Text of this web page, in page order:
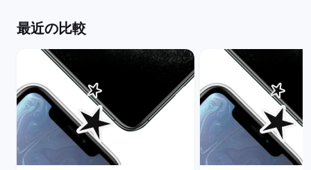
最近の比較